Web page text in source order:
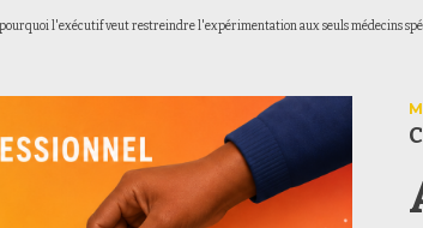
pourquoi l'exécutif veut restreindre l'expérimentation aux seuls médecins